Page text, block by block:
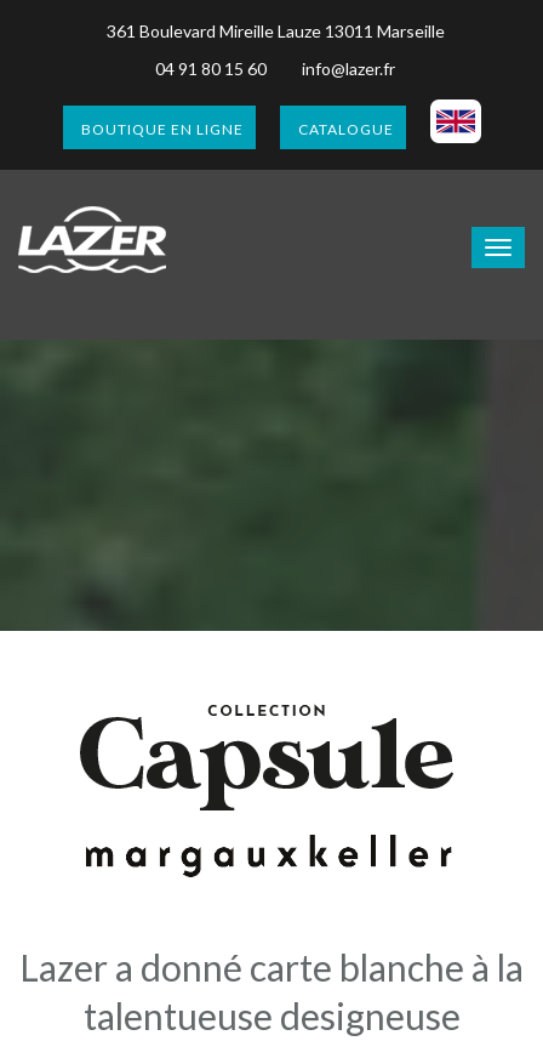
361 Boulevard Mireille Lauze 13011 Marseille
04 91 80 15 60
info@lazer.fr
BOUTIQUE EN LIGNE CATALOGUE
Lazer a donné carte blanche à la
talentueuse designeuse